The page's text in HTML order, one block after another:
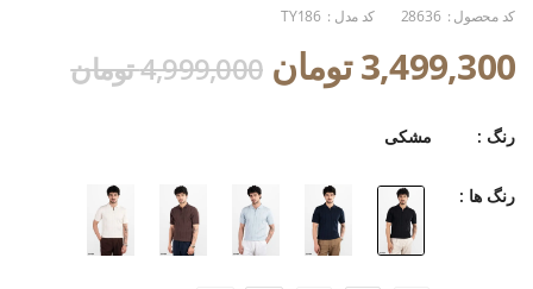
کد محصول : 28636 کد مدل : TY186
3,499,300 تومان 4,999,000 تومان
رنگ : مشکی
رنگ ها :